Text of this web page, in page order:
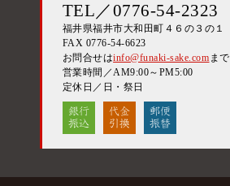
TEL／0776-54-2323
福井県福井市大和田町４６の３の１
FAX 0776-54-6623
お問合せはinfo@funaki-sake.com まで
営業時間／AM9:00～PM5:00
定休日／日・祭日